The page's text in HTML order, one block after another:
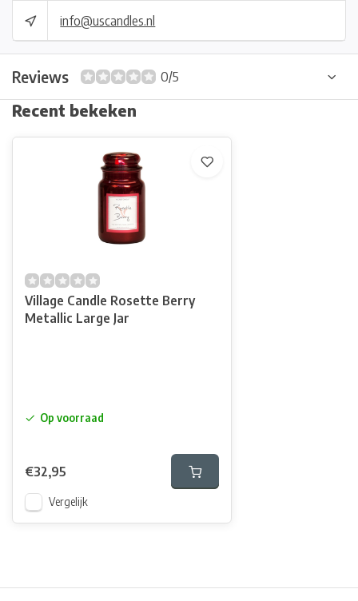
info@uscandles.nl
Reviews 0/5
Recent bekeken
Village Candle Rosette Berry
Metallic Large Jar
Op voorraad
€32,95
Vergelijk